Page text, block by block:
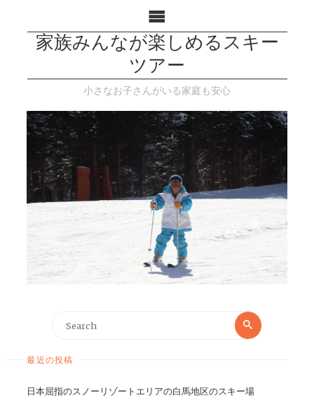
家族みんなが楽しめるスキー
ツアー
小さなお子さんがいる家庭も安心
最近の投稿
日本屈指のスノーリゾートエリアの白馬地区のスキー場